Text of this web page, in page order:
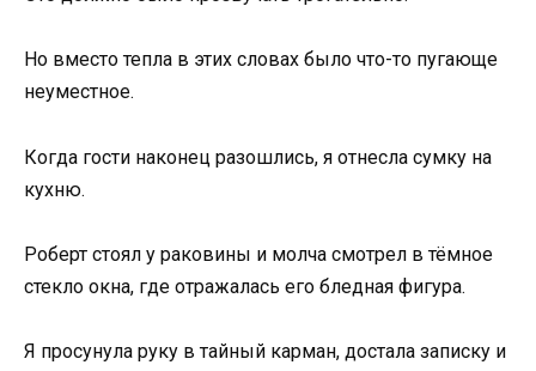
Но вместо тепла в этих словах было что-то пугающе
неуместное.
Когда гости наконец разошлись, я отнесла сумку на
кухню.
Роберт стоял у раковины и молча смотрел в тёмное
стекло окна, где отражалась его бледная фигура.
Я просунула руку в тайный карман, достала записку и